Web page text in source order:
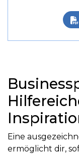
Eine
ermöglicht dir,